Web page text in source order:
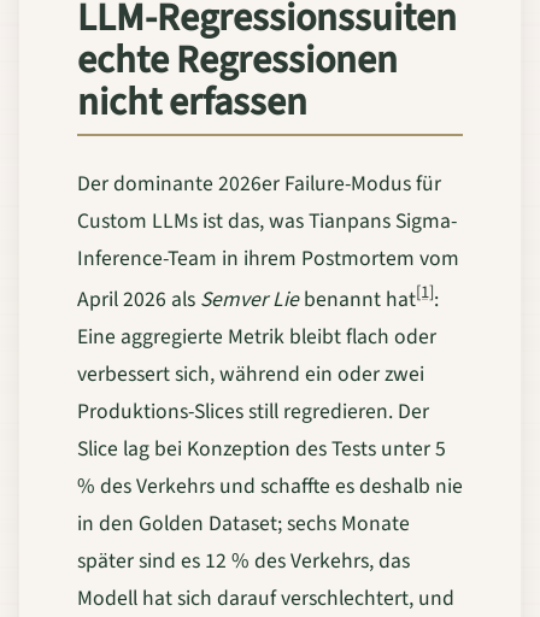
LLM-Regressionssuiten
echte Regressionen
nicht erfassen
Der dominante 2026er Failure-Modus für
Custom LLMs ist das, was Tianpans Sigma-
Inference-Team in ihrem Postmortem vom
April 2026 als Semver Liebenannt hat[1]:
Eine aggregierte Metrik bleibt flach oder
verbessert sich, während ein oder zwei
Produktions-Slices still regredieren. Der
Slice lag bei Konzeption des Tests unter 5
% des Verkehrs und schaffte es deshalb nie
in den Golden Dataset; sechs Monate
später sind es 12 % des Verkehrs, das
Modell hat sich darauf verschlechtert, und